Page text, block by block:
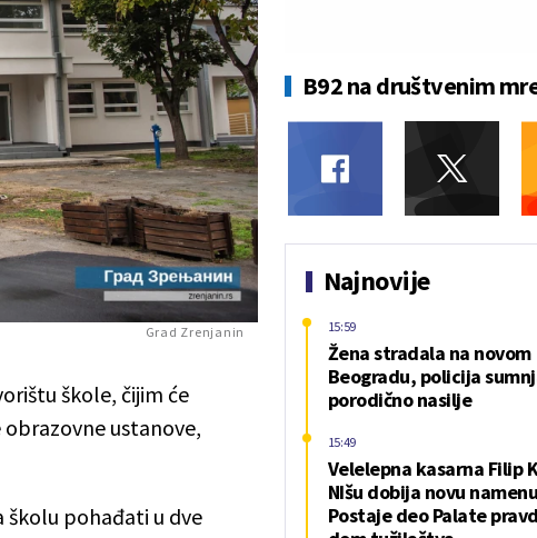
Grad Zrenjanin
škole, čijim će
ustanove,
školu pohađati u dve
B92 na društvenim
Najnovije
Žena stradala na novom
Beogradu, policija
porodično nasilje
15:59
Velelepna kasarna Filip
NIšu dobija novu
Postaje deo Palate
15:49